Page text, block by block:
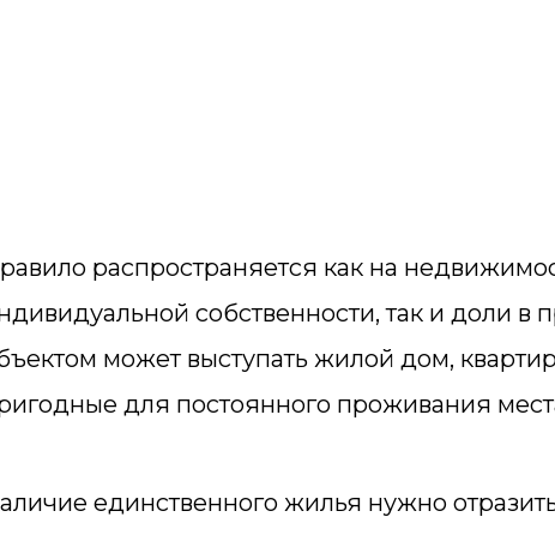
распространяется как на
собственности, так и доли в
может выступать жилой дом,
для постоянного проживания
единственного жилья нужно